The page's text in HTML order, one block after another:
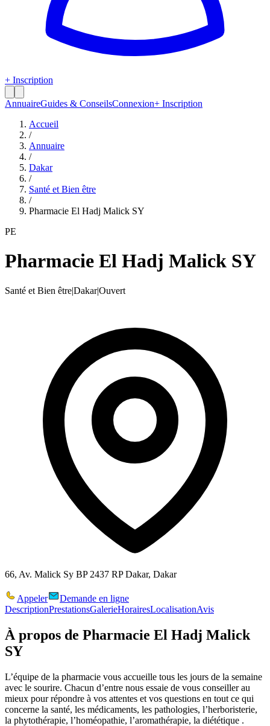
+ Inscription
AnnuaireGuides & ConseilsConnexion+ Inscription
Accueil
/
Annuaire
/
Dakar
/
Santé et Bien être
/
Pharmacie El Hadj Malick SY
PE
Pharmacie El Hadj Malick SY
Santé et Bien être|Dakar|Ouvert
66, Av. Malick Sy BP 2437 RP Dakar, Dakar
Appeler
Demande en ligne
DescriptionPrestationsGalerieHorairesLocalisationAvis
À propos de Pharmacie El Hadj Malick
SY
L’équipe de la pharmacie vous accueille tous les jours de la semaine
avec le sourire. Chacun d’entre nous essaie de vous conseiller au
mieux pour répondre à vos attentes et vos questions en tout ce qui
concerne la santé, les médicaments, les pathologies, l’herboristerie,
la phytothérapie, l’homéopathie, l’aromathérapie, la diététique .